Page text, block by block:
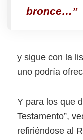
bronce…”
y sigue con la
uno podría
Y para los que
Testamento”,
refiriéndose al